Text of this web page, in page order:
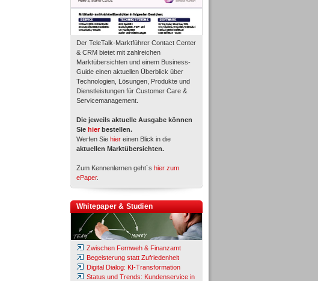
Der TeleTalk-Marktführer Contact Center
& CRM bietet mit zahlreichen
Marktübersichten und einem Business-
Guide einen aktuellen Überblick über
Technologien, Lösungen, Produkte und
Dienstleistungen für Customer Care &
Servicemanagement.
Die jeweils aktuelle Ausgabe können
Sie hier bestellen.
Werfen Sie hier einen Blick in die
aktuellen Marktübersichten.
Zum Kennenlernen geht´s hier zum
ePaper.
Whitepaper & Studien
Zwischen Fernweh & Finanzamt
Begeisterung statt Zufriedenheit
Digital Dialog: KI-Transformation
Status und Trends: Kundenservice in